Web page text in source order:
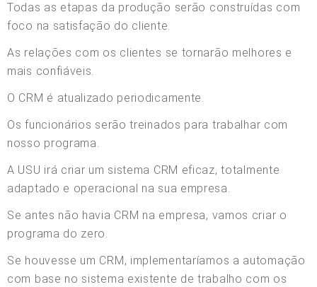
Todas as etapas da produção serão construídas com
foco na satisfação do cliente.
As relações com os clientes se tornarão melhores e
mais confiáveis.
O CRM é atualizado periodicamente.
Os funcionários serão treinados para trabalhar com
nosso programa.
A USU irá criar um sistema CRM eficaz, totalmente
adaptado e operacional na sua empresa.
Se antes não havia CRM na empresa, vamos criar o
programa do zero.
Se houvesse um CRM, implementaríamos a automação
com base no sistema existente de trabalho com os